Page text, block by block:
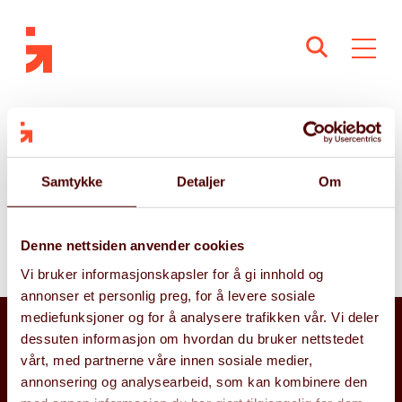
Samtykke Detaljer Om
Denne nettsiden anvender cookies
Vi bruker informasjonskapsler for å gi innhold og
annonser et personlig preg, for å levere sosiale
mediefunksjoner og for å analysere trafikken vår. Vi deler
dessuten informasjon om hvordan du bruker nettstedet
vårt, med partnerne våre innen sosiale medier,
annonsering og analysearbeid, som kan kombinere den
Fra PowerPoint til
Proof of Concept –
en liten historie fra
innsiden av Gritera